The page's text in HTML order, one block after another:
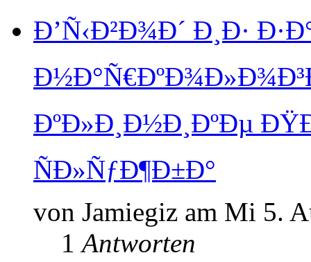
Ð’Ñ‹Ð²Ð¾Ð´ Ð¸Ð·
ÐºÐ»Ð¸Ð½Ð¸ÐºÐµ
ÑÐ»ÑƒÐ¶Ð±Ð°
von Jamiegiz am Mi 5.
1Antworten